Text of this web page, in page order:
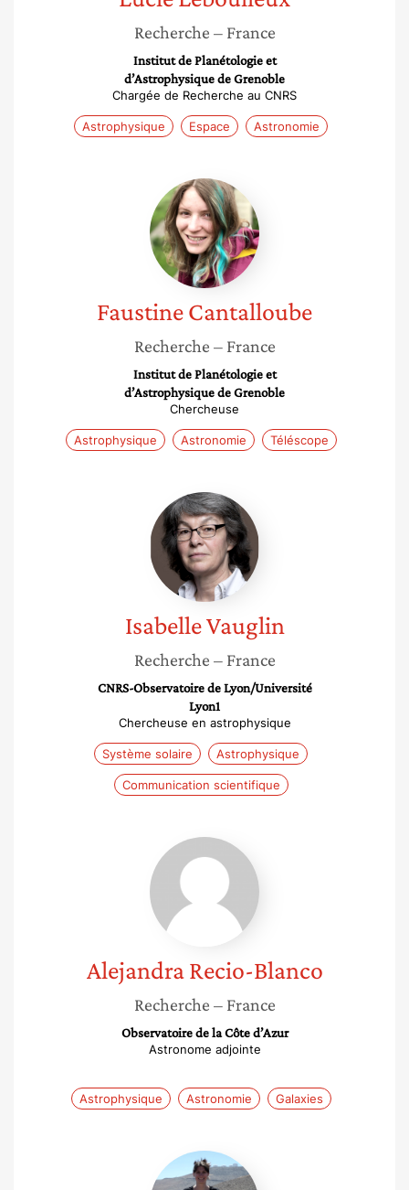
Recherche – France
Institut de Planétologie et
d’Astrophysique de Grenoble
Chargée de Recherche au CNRS
Astrophysique Espace Astronomie
Faustine
Cantalloube
FaustineCantalloube
Recherche – France
Institut de Planétologie et
d’Astrophysique de Grenoble
Chercheuse
Astrophysique Astronomie Téléscope
Isabelle
Vauglin
IsabelleVauglin
Recherche – France
CNRS-Observatoire de Lyon/Université
Lyon1
Chercheuse en astrophysique
Système solaire Astrophysique
Communication scientifique
Alejandra
Recio-
Blanco
Alejandra Recio-Blanco
Recherche – France
Observatoire de la Côte d’Azur
Astronome adjointe
Astrophysique Astronomie Galaxies
Florence
Laurent